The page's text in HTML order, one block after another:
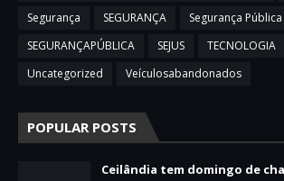
Segurança
SEGURANÇA
Segurança Pública
SEGURANÇAPÚBLICA
SEJUS TECNOLOGIA
Uncategorized
Veículosabandonados
POPULAR POSTS
Ceilândia tem domingo de